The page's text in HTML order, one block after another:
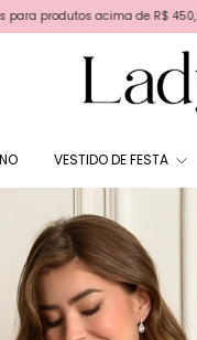
de R$ 450,00, exceto Sale
VESTIDO DE FESTA